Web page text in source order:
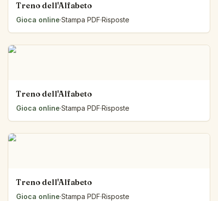
Treno dell'Alfabeto
Gioca online·Stampa PDF·Risposte
Treno dell'Alfabeto
Gioca online·Stampa PDF·Risposte
Treno dell'Alfabeto
Gioca online·Stampa PDF·Risposte